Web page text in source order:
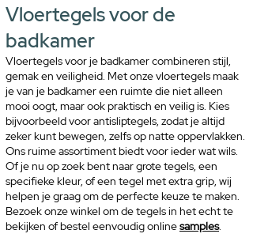
0
p
e
r
1
V
i
e
r
k
a
n
t
e
Vloertegels voor de
badkamer
Vloertegels voor je badkamer combineren stijl,
gemak en veiligheid. Met onze vloertegels maak
je van je badkamer een ruimte die niet alleen
mooi oogt, maar ook praktisch en veilig is. Kies
bijvoorbeeld voor antisliptegels, zodat je altijd
zeker kunt bewegen, zelfs op natte oppervlakken.
Ons ruime assortiment biedt voor ieder wat wils.
Of je nu op zoek bent naar grote tegels, een
specifieke kleur, of een tegel met extra grip, wij
helpen je graag om de perfecte keuze te maken.
Bezoek onze winkel om de tegels in het echt te
bekijken of bestel eenvoudig onlinesamples.